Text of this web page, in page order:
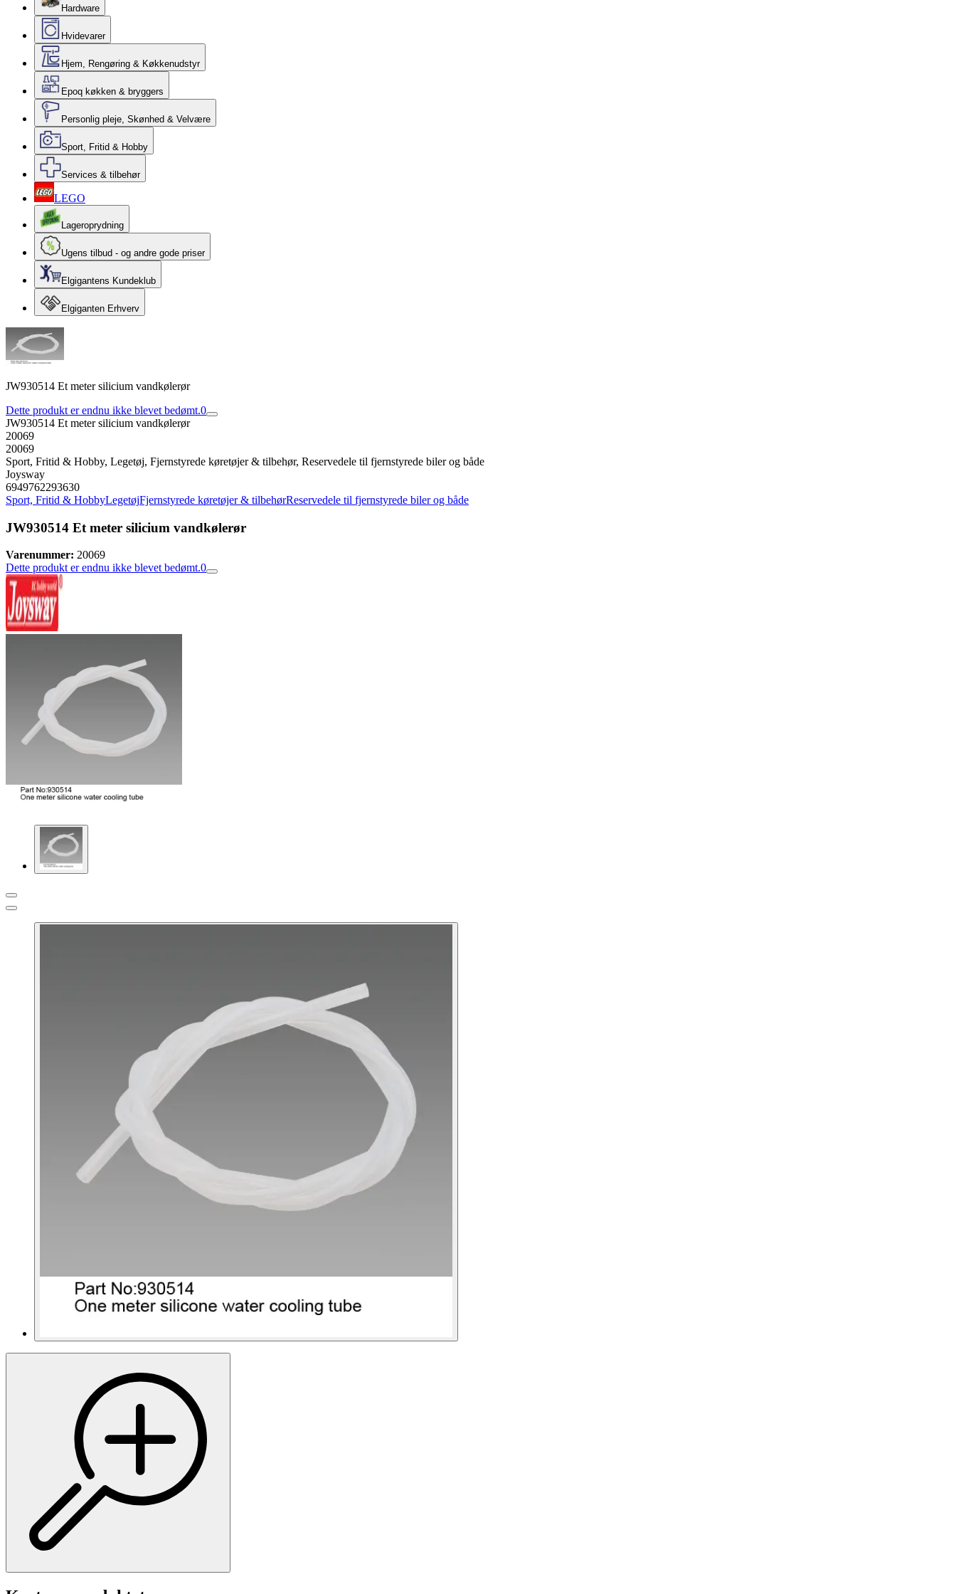
Hardware
Hvidevarer
Hjem, Rengøring & Køkkenudstyr
Epoq køkken & bryggers
Personlig pleje, Skønhed & Velvære
Sport, Fritid & Hobby
Services & tilbehør
LEGO
Lageroprydning
Ugens tilbud - og andre gode priser
Elgigantens Kundeklub
Elgiganten Erhverv
JW930514 Et meter silicium vandkølerør
Dette produkt er endnu ikke blevet bedømt.0
JW930514 Et meter silicium vandkølerør
20069
20069
Sport, Fritid & Hobby, Legetøj, Fjernstyrede køretøjer & tilbehør, Reservedele til fjernstyrede biler og både
Joysway
6949762293630
Sport, Fritid & HobbyLegetøjFjernstyrede køretøjer & tilbehørReservedele til fjernstyrede biler og både
JW930514 Et meter silicium vandkølerør
Varenummer: 20069
Dette produkt er endnu ikke blevet bedømt.0